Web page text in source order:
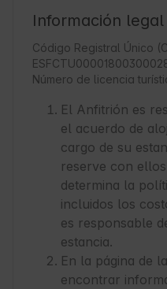
Información legal
Código Registral Único
Número de licencia
El Anfitrión es
el acuerdo de
cargo de su
reserve con
determina la
incluidos los
es responsable
estancia.
En la página de
encontrar